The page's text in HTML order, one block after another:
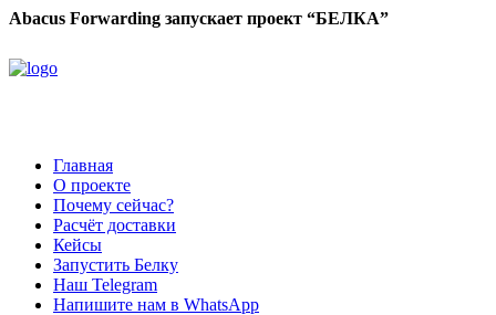
Abacus Forwarding запускает проект “БЕЛКА”
Главная
О проекте
Почему сейчас?
Расчёт доставки
Кейсы
Запустить Белку
Наш Telegram
Напишите нам в WhatsApp